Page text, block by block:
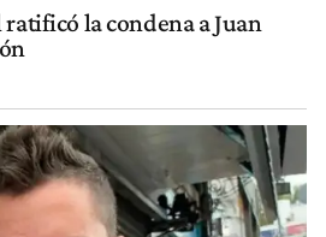
ratificó la condena a Juan